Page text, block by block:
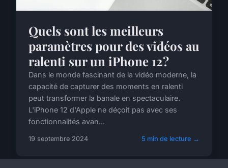
Quels sont les meilleurs
paramètres pour des vidéos au
ralenti sur un iPhone 12?
Dans le monde fascinant de la vidéo moderne, la
capacité de capturer des moments en ralenti
peut transformer la banale en spectaculaire.
L'iPhone 12 d'Apple ne déçoit pas avec ses
fonctionnalités avan...
19 septembre 2024 5 min de lecture →